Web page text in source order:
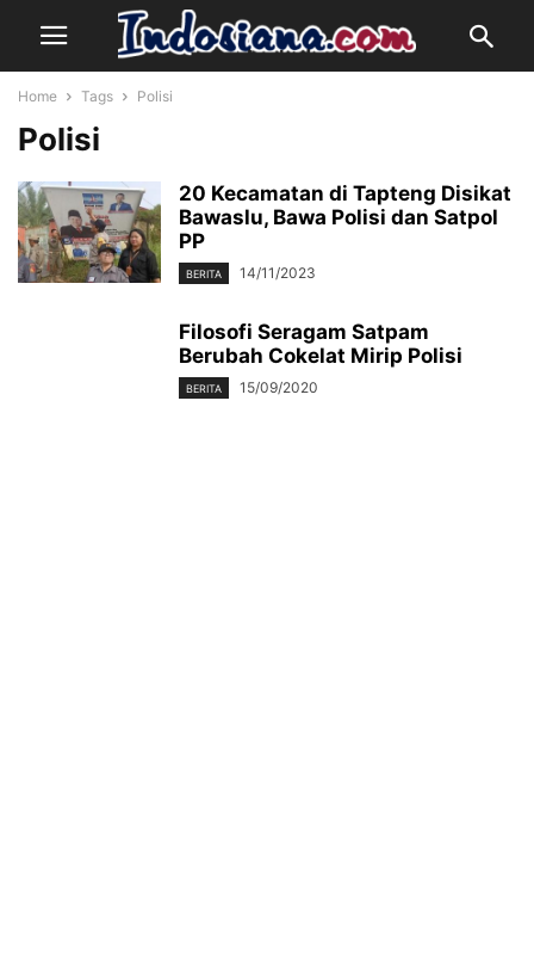
Home Tags Polisi
Polisi
20 Kecamatan di Tapteng Disikat
Bawaslu, Bawa Polisi dan Satpol
PP
BERITA 14/11/2023
Filosofi Seragam Satpam
Berubah Cokelat Mirip Polisi
BERITA 15/09/2020